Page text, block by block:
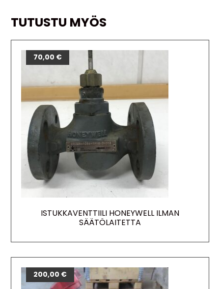
TUTUSTU MYÖS
ISTUKKAVENTTIILI HONEYWELL ILMAN
SÄÄTÖLAITETTA
70,00 €
200,00 €